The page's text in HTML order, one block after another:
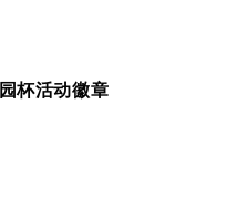
杯活动徽章